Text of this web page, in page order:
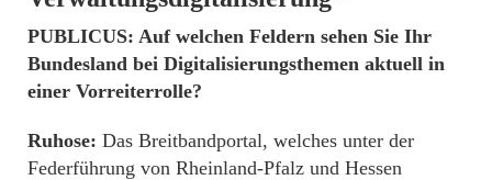
PUBLICUS: Auf welchen Feldern sehen Sie Ihr
Bundesland bei Digitalisierungsthemen aktuell in
einer Vorreiterrolle?
Ruhose: Das Breitbandportal, welches unter der
Federführung von Rheinland-Pfalz und Hessen